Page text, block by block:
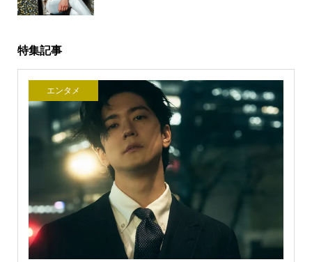
特集記事
エンタメ